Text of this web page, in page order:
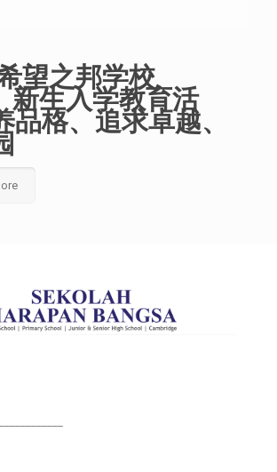
望之邦学校
新生入学教育活
品格、追求卓越、